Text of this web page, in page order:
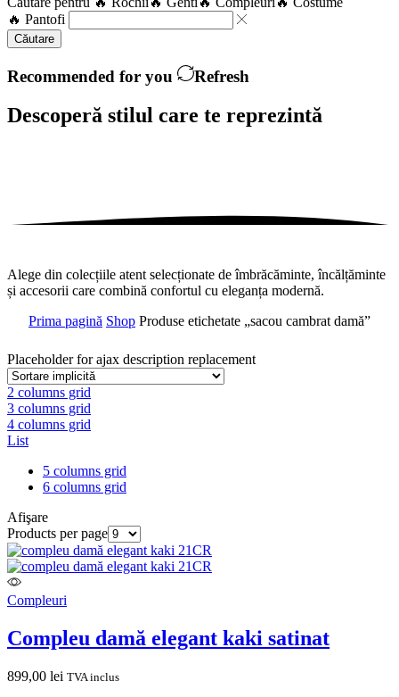
🔥 Pantofi
Căutare
Recommended for you Refresh
Descoperă stilul care te reprezintă
Alege din colecțiile atent selecționate de îmbrăcăminte, încălțăminte
și accesorii care combină confortul cu eleganța modernă.
Prima pagină Shop Produse etichetate „sacou cambrat damă”
Placeholder for ajax description replacement
2 columns grid
3 columns grid
4 columns grid
List
5 columns grid
6 columns grid
Afişare
Products per page
Compleuri
Compleu damă elegant kaki satinat
899,00 lei TVA inclus